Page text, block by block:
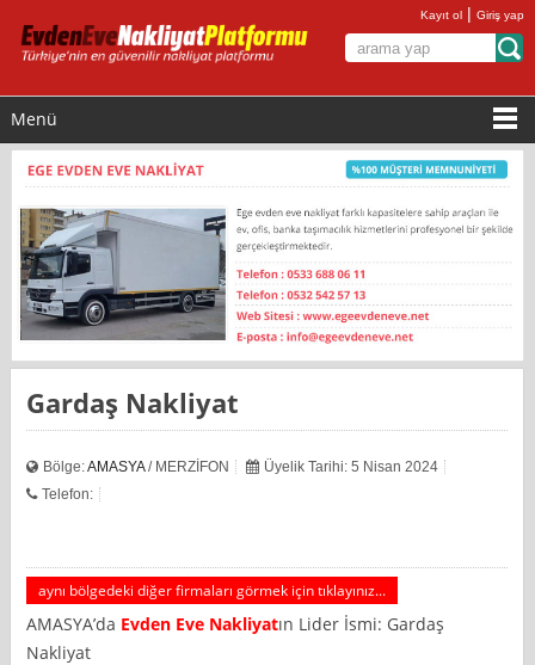
Kayıt ol |Giriş yap
Menü
Gardaş Nakliyat
Bölge:AMASYA/ MERZİFON
Üyelik Tarihi: 5 Nisan 2024
Telefon:
aynı bölgedeki diğer firmaları görmek için tıklayınız...
AMASYA’da Evden Eve Nakliyatın Lider İsmi: Gardaş
Nakliyat